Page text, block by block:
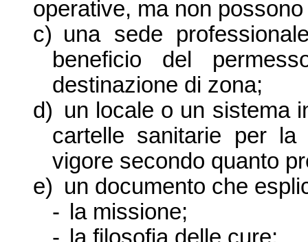
operative, ma non
c) una sede
beneficio del
destinazione di zona;
d) un locale o un sistema
cartelle sanitarie per
vigore secondo quanto
e) un documento che
-
la missione;